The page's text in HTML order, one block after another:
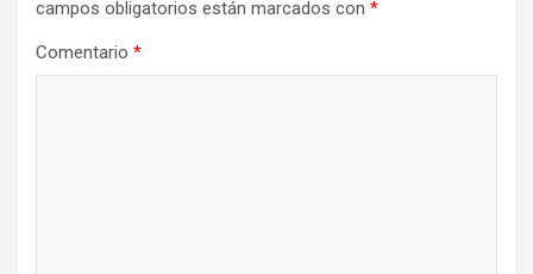
campos obligatorios están marcados con *
Comentario *